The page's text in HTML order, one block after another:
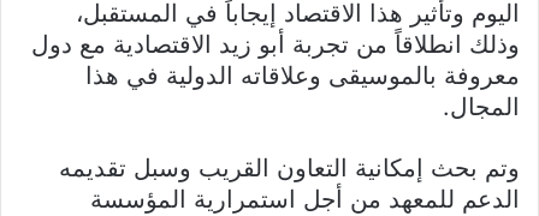
اليوم وتأثير هذا الاقتصاد إيجاباً في المستقبل،
وذلك انطلاقاً من تجربة أبو زيد الاقتصادية مع دول
معروفة بالموسيقى وعلاقاته الدولية في هذا
المجال.
وتم بحث إمكانية التعاون القريب وسبل تقديمه
الدعم للمعهد من أجل استمرارية المؤسسة